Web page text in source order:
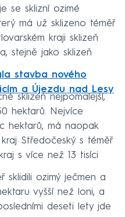
se sklizní ozimé
má už sklizeno téměř
kraji sklizeň
stejně jako sklizeň
stavba nového
a Újezdu nad Lesy
sklizeň nejpomalejší,
hektarů. Nejvíce
hektarů, má naopak
Středočeský s téměř
s více než 13 tisíci
sklidili ozimý ječmen a
vyšší než loni, a
deseti lety jde